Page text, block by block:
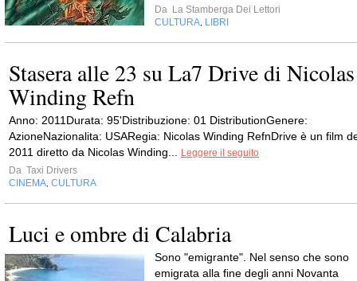
Da La Stamberga Dei Lettori
CULTURA LIBRI
Stasera alle 23 su La7 Drive di Nicolas
Winding Refn
Anno: 2011Durata: 95'Distribuzione: 01 DistributionGenere:
AzioneNazionalita: USARegia: Nicolas Winding RefnDrive è un film
2011 diretto da Nicolas Winding...
Leggere il seguito
Da Taxi Drivers
CINEMA CULTURA
Luci e ombre di Calabria
Sono "emigrante". Nel senso che sono
emigrata alla fine degli anni Novanta